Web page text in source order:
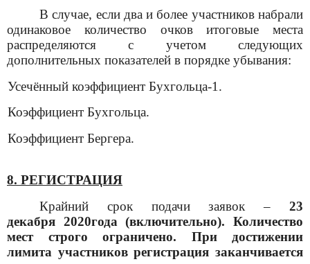
В случае, если два и более участников набрали
одинаковое количество очков итоговые места
распределяются с учетом следующих
дополнительных показателей в порядке убывания:
Усечённый коэффициент Бухгольца-1 .
Коэффициент Бухгольца.
Коэффициент Бергера.
8. РЕГИСТРАЦИЯ
Крайний срок подачи заявок – 23
декабря 2020года (включительно). Количество
мест строго ограничено. При достижении
лимита участников регистрация заканчивается